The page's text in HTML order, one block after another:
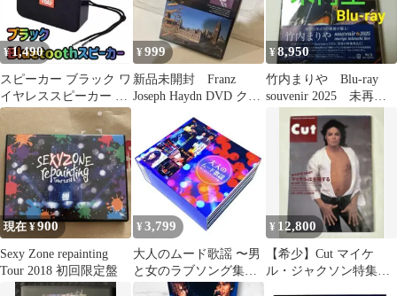
¥1,490
スピーカー ブラック ワ
イヤレススピーカー 防
水スピーカー オーディ
¥999
新品未開封 Franz
Joseph Haydn DVD クラ
¥8,950
竹内まりや Blu-ray
souvenir 2025 未再
生 10
現在 ¥900
Sexy Zone repainting
Tour 2018 初回限定盤
¥ 3,799
大人のムード歌謡 〜男
と女のラブソング集〜
〈5枚組〉
¥ 12,800
【希少】Cut マイケ
ル・ジャクソン特集